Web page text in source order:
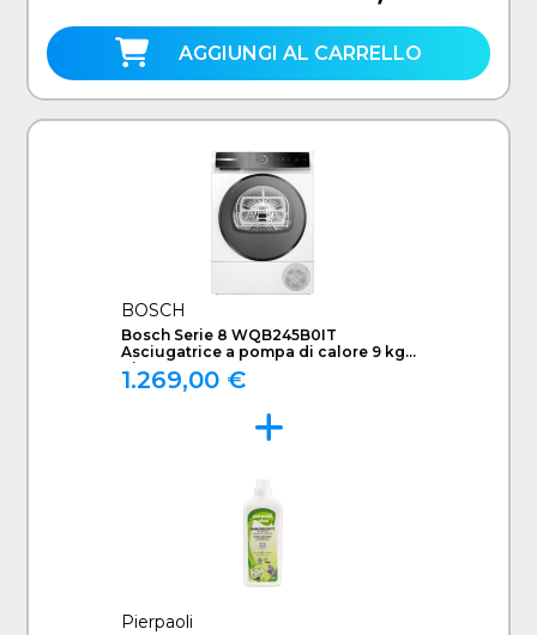
AGGIUNGI AL CARRELLO
BOSCH
Bosch Serie 8 WQB245B0IT
Asciugatrice a pompa di calore 9 kg
Bianco
1.269,00 €
Pierpaoli